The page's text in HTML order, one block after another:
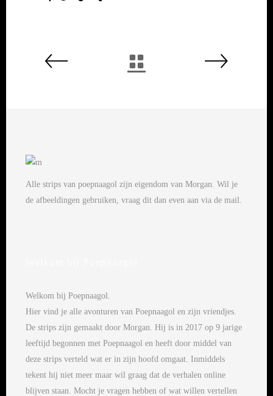
Alle strips van poepnaagol zijn eigendom van Morgan. Wil je
de afbeeldingen gebruiken, vraag dit dan even aan via de mail.
Welkom bij Poepnaagol.
Hier vind je alle avonturen van Poepnaagol en zijn vriendjes.
De strips zijn gemaakt door Morgan. Hij is in 2017 op 9 jarige
leeftijd begonnen met Poepnaagol en heeft door middel van
deze strips verteld wat er in zijn hoofd omgaat. Inmiddels
tekent hij niet meer maar wil graag dat de verhalen online
blijven staan. Mocht je vragen hebben of wat willen vertellen